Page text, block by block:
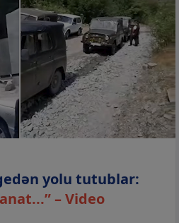
yolu tutublar:
– Video